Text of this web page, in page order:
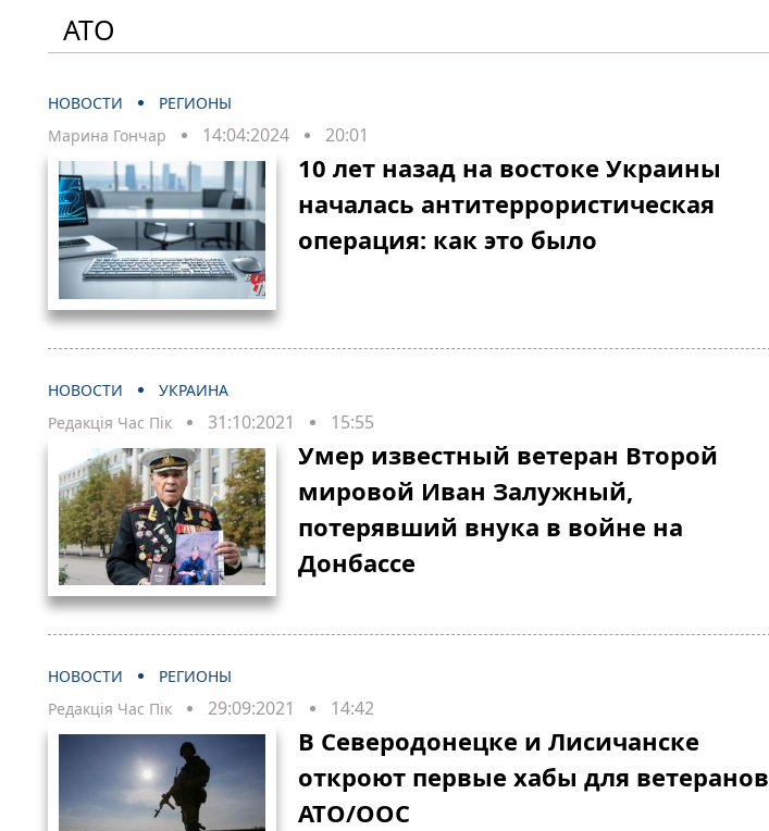
АТО
НОВОСТИ
РЕГИОНЫ
Марина Гончар
14:04:2024 20:01
10 лет назад на востоке Украины
началась антитеррористическая
операция: как это было
НОВОСТИ
УКРАИНА
Редакція Час Пік
31:10:2021 15:55
Умер известный ветеран Второй
мировой Иван Залужный,
потерявший внука в войне на
Донбассе
НОВОСТИ
РЕГИОНЫ
Редакція Час Пік
29:09:2021 14:42
В Северодонецке и Лисичанске
откроют первые хабы для ветеранов
АТО/ООС